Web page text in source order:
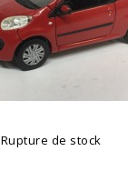
Rupture de stock